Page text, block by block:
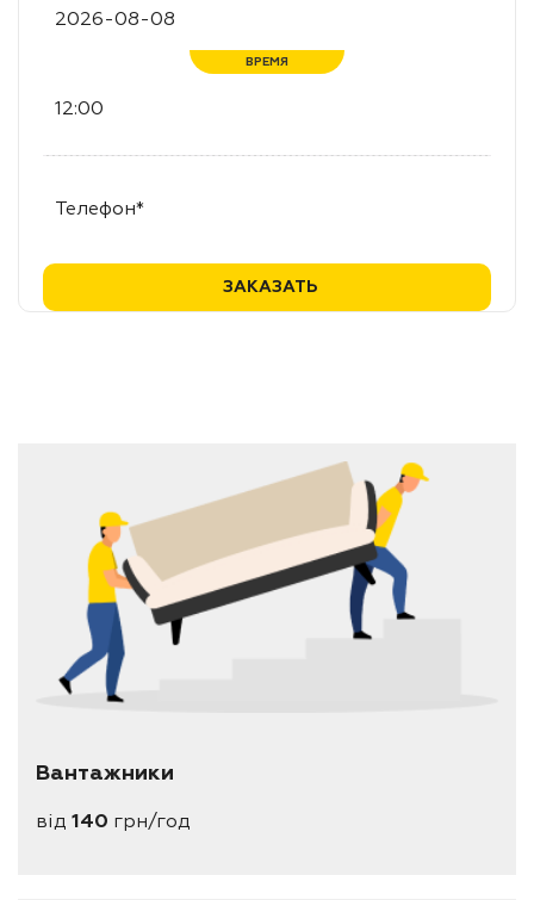
ВРЕМЯ
Вантажники
від 140 грн/год